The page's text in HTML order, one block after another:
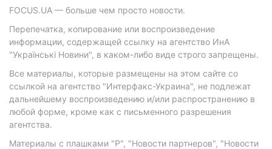
FOCUS.UA — больше чем просто новости.
Перепечатка, копирование или воспроизведение
информации, содержащей ссылку на агентство ИнА
"Українські Новини", в каком-либо виде строго запрещены.
Все материалы, которые размещены на этом сайте со
ссылкой на агентство "Интерфакс-Украина", не подлежат
дальнейшему воспроизведению и/или распространению в
любой форме, кроме как с письменного разрешения
агентства.
Материалы с плашками "Р", "Новости партнеров", "Новости